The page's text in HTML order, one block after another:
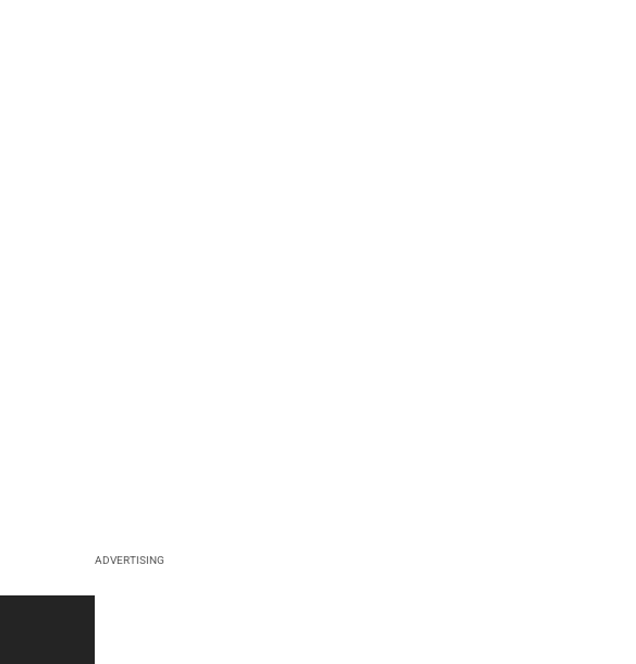
ADVERTISING